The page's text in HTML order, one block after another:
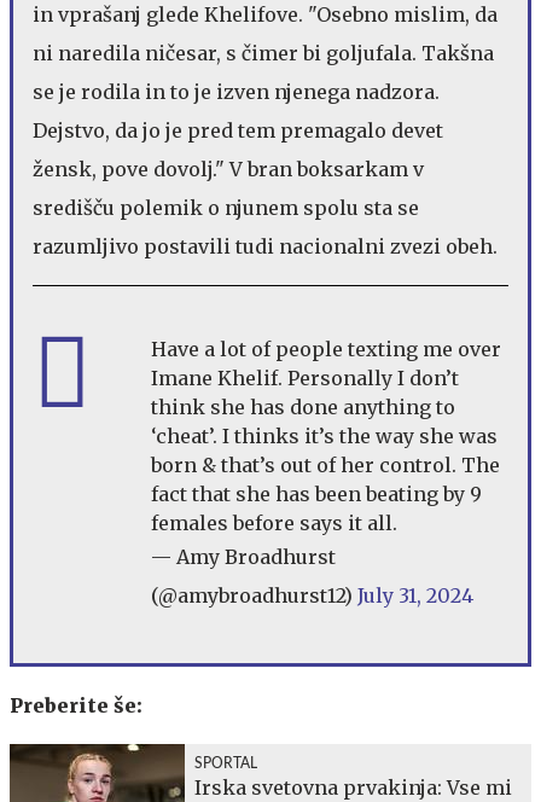
in vprašanj glede Khelifove. "Osebno mislim, da
ni naredila ničesar, s čimer bi goljufala. Takšna
se je rodila in to je izven njenega nadzora.
Dejstvo, da jo je pred tem premagalo devet
žensk, pove dovolj." V bran boksarkam v
središču polemik o njunem spolu sta se
razumljivo postavili tudi nacionalni zvezi obeh.
Have a lot of people texting me over
Imane Khelif. Personally I don’t
think she has done anything to
‘cheat’. I thinks it’s the way she was
born & that’s out of her control. The
fact that she has been beating by 9
females before says it all.
— Amy Broadhurst
(@amybroadhurst12) July 31, 2024
Preberite še:
SPORTAL
Irska svetovna prvakinja: Vse mi